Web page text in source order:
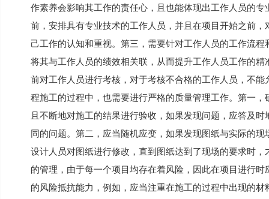
作素养会影响其工作的责任心，且也能体现出工作人员的
前，安排具有专业技术的工作人员，并且在项目开始之前
己工作的认知和重视。第三，需要针对工作人员的工作流
将其与工作人员的绩效相关联，从而提升工作人员工作的
前对工作人员进行考核，对于考核不合格的工作人员，不
程施工的过程中，也需要进行严格的质量管理工作。第一
且不断地对施工的结果进行验收，如果发现问题，应答及
同的问题。第二，应当随机应变，如果发现图纸与实际的
设计人员对图纸进行修改，直到图纸达到了现场的要求时
的管理，由于每一个项目均存在着风险，因此在项目进行
的风险抵抗能力，例如，应当注重在施工的过程中出现的